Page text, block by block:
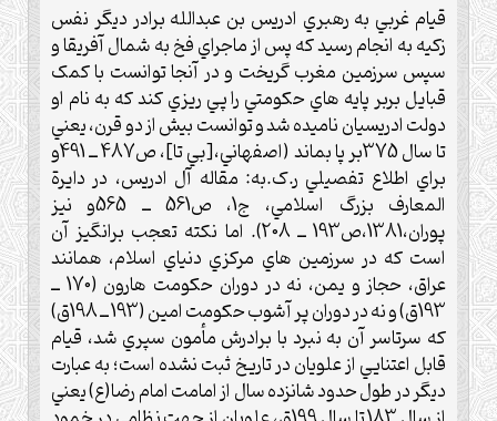
قيام غربي به رهبري ادريس بن عبدالله برادر ديگر نفس
زکيه به انجام رسيد که پس از ماجراي فخ به شمال آفريقا و
سپس سرزمين مغرب گريخت و در آنجا توانست با کمک
قبايل بربر پايه هاي حکومتي را پي ريزي کند که به نام او
دولت ادريسيان ناميده شد و توانست بيش از دو قرن، يعني
تا سال 375بر پا بماند (اصفهاني،[بي تا]، ص487 ــ 491و
براي اطلاع تفصيلي ر.ک.به: مقاله آل ادريس، در دايرة
المعارف بزرگ اسلامي، ج1، ص561 ــ 565و نيز
پوران،1381،ص193 ــ 208). اما نکته تعجب برانگيز آن
است که در سرزمين هاي مرکزي دنياي اسلام، همانند
عراق، حجاز و يمن، نه در دوران حکومت هارون (170 ــ
193ق) و نه در دوران پر آشوب حکومت امين (193 ــ 198ق)
که سرتاسر آن به نبرد با برادرش مأمون سپري شد، قيام
قابل اعتنايي از علويان در تاريخ ثبت نشده است؛ به عبارت
ديگر در طول حدود شانزده سال از امامت امام رضا(ع) يعني